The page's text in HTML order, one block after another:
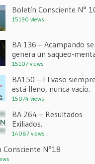
Boletín Consciente N°
15190 views
BA 136 – Acampando se
genera un saqueo-
15107 views
BA150 – El vaso siempre
está lleno, nunca vacío.
15074 views
BA 264 – Resultados
Exiliados.
14087 views
Consciente N°18